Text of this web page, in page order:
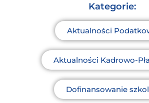
Kategorie:
Aktualności
Aktualności Kadrowo-
Dofinansowanie